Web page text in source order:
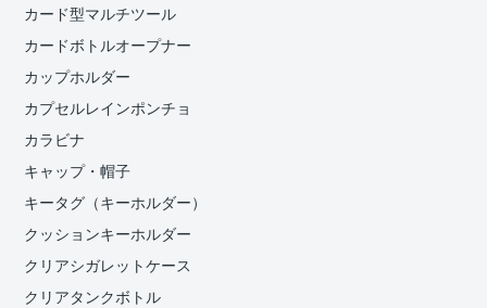
カード型マルチツール
カードボトルオープナー
カップホルダー
カプセルレインポンチョ
カラビナ
キャップ・帽子
キータグ（キーホルダー）
クッションキーホルダー
クリアシガレットケース
クリアタンクボトル